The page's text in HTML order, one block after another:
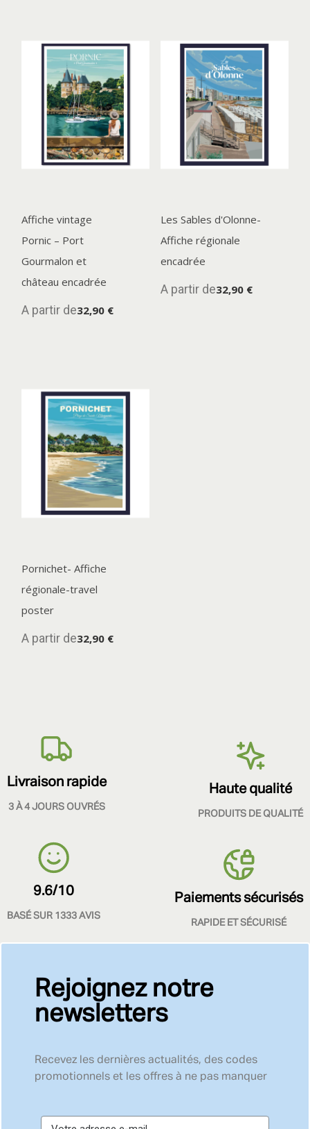
Affiche vintage
Pornic – Port
Gourmalon et
château encadrée
A partir de32,90 €
Les Sables d'Olonne-
Affiche régionale
encadrée
A partir de32,90 €
Pornichet- Affiche
régionale-travel
poster
A partir de32,90 €
Livraison rapide
3 À 4 JOURS OUVRÉS
Haute qualité
PRODUITS DE QUALITÉ
9.6/10
BASÉ SUR 1333 AVIS
Paiements sécurisés
RAPIDE ET SÉCURISÉ
Rejoignez notre
newsletters
Recevez les dernières actualités, des codes
promotionnels et les offres à ne pas manquer